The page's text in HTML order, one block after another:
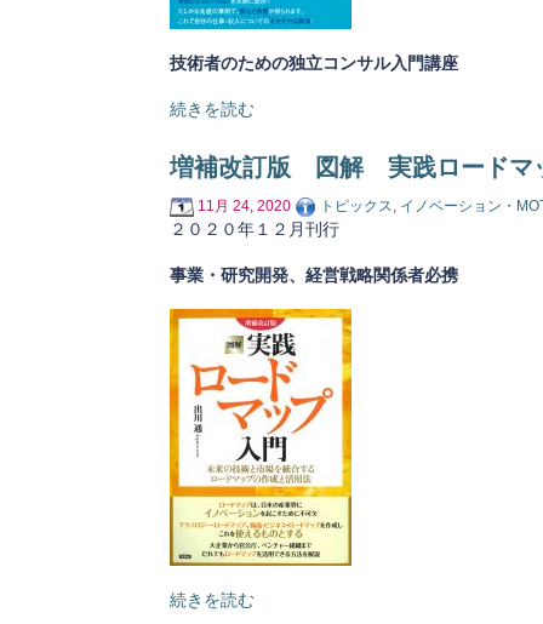
技術者のための独立コンサル入門講座
続きを読む
増補改訂版 図解 実践ロードマ
11月 24, 2020 トピックス イノベーション・
２０２０年１２月刊行
事業・研究開発、経営戦略関係者必携
続きを読む